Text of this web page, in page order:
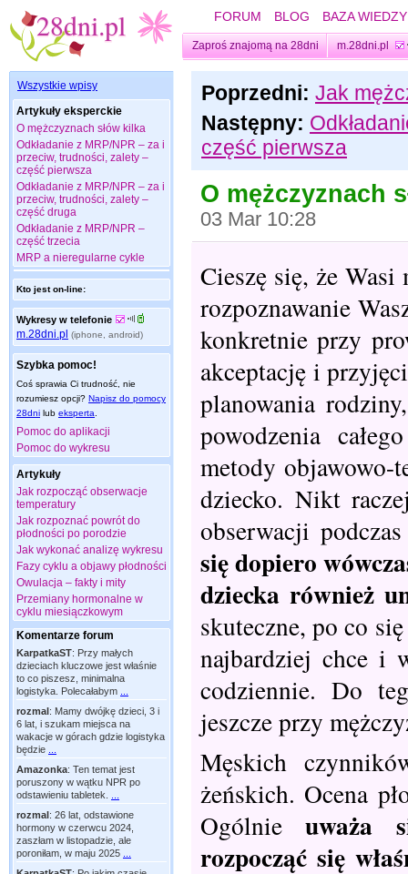
FORUM BLOG BAZA WIEDZY
Zaproś znajomą na 28dni m.28dni.pl
Wszystkie wpisy
Artykuły eksperckie
O mężczyznach słów kilka
Odkładanie z MRP/NPR – za i
przeciw, trudności, zalety –
część pierwsza
Odkładanie z MRP/NPR – za i
przeciw, trudności, zalety –
część druga
Odkładanie z MRP/NPR –
część trzecia
MRP a nieregularne cykle
Kto jest on-line:
Wykresy w telefonie
m.28dni.pl (iphone, android)
Szybka pomoc!
Coś sprawia Ci trudność, nie
rozumiesz opcji? Napisz do pomocy
28dni lub eksperta
Pomoc do aplikacji
Pomoc do wykresu
Artykuły
Jak rozpocząć obserwacje
temperatury
Jak rozpoznać powrót do
płodności po porodzie
Jak wykonać analizę wykresu
Fazy cyklu a objawy płodności
Owulacja – fakty i mity
Przemiany hormonalne w
cyklu miesiączkowym
Komentarze forum
KarpatkaST: Przy małych
dzieciach kluczowe jest właśnie
to co piszesz, minimalna
logistyka. Polecałabym
rozmal: Mamy dwójkę dzieci, 3 i
6 lat, i szukam miejsca na
wakacje w górach gdzie logistyka
będzie
Amazonka: Ten temat jest
poruszony w wątku NPR po
odstawieniu tabletek.
rozmal: 26 lat, odstawione
hormony w czerwcu 2024,
zaszłam w listopadzie, ale
poroniłam, w maju 2025
Poprzedni: Jak
Następny:
część pierwsza
O mężczyznach
03 Mar 10:28
Cieszę się, że
rozpoznawanie
konkretnie przy
akceptację i
planowania
powodzenia
metody objawowo-
dziecko. Nikt
obserwacji
się dopiero
dziecka również
skuteczne, po co
najbardziej chce i
codziennie. Do
jeszcze przy
Męskich
żeńskich. Ocena
Ogólnieuważa
rozpocząć się